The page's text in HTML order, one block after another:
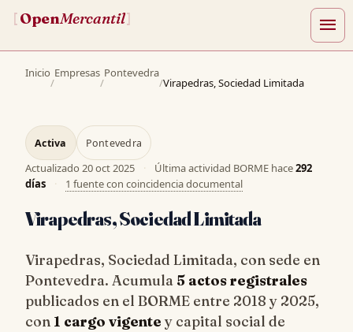
[OpenMercantil] menu
Inicio
/
Empresas
/
Pontevedra
/Virapedras, Sociedad Limitada
Activa Pontevedra
Actualizado 20 oct 2025 · Última actividad BORME hace292
días
· 1 fuente con coincidencia documental
Virapedras, Sociedad Limitada
Virapedras, Sociedad Limitada, con sede en
Pontevedra. Acumula 5 actos registrales
publicados en el BORME entre 2018 y 2025,
con 1 cargo vigente y capital social de